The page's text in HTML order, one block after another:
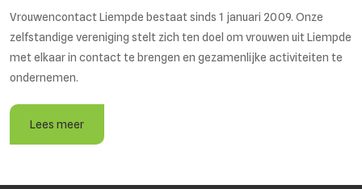
Vrouwencontact Liempde bestaat sinds 1 januari 2009. Onze
zelfstandige vereniging stelt zich ten doel om vrouwen uit Liempde
met elkaar in contact te brengen en gezamenlijke activiteiten te
ondernemen.
Lees meer